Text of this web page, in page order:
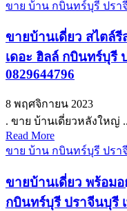
ขาย บ้าน กบินทร์บุรี ปรา
ขายบ้านเดี่ยว สไตล์
เดอะ ฮิลล์ กบินทร์บุรี
0829644796
8 พฤศจิกายน 2023
. ขาย บ้านเดี่ยวหลังใหญ่
Read More
ขาย บ้าน กบินทร์บุรี ปรา
ขายบ้านเดี่ยว พร้อมอ
กบินทร์บุรี ปราจีนบุรี